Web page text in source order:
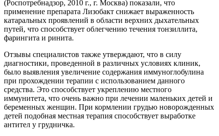
(Роспотребнадзор, 2010 г., г. Москва) показали, что
применение препарата Лизобакт снижает выраженность
катаральных проявлений в области верхних дыхательных
путей, что способствует облегчению течения тонзиллита,
фарингита и ринита.
Отзывы специалистов также утверждают, что в силу
диагностики, проведенной в различных условиях клиник,
было выявления увеличение содержания иммуноглобулина
при прохождении терапии с использованием данного
средства. Это способствует укреплению местного
иммунитета, что очень важно при лечении маленьких детей и
беременных женщин. При кормлении грудью новорожденных
детей подобная местная терапия способствует выработке
антител у грудничка.